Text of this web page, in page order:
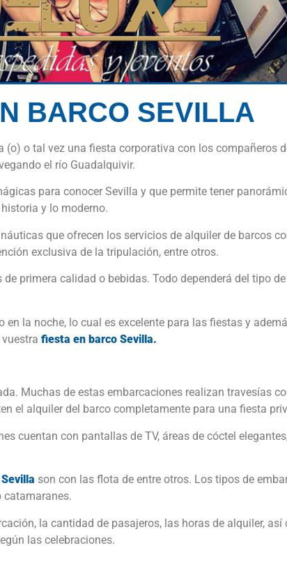
BARCO SEVILLA
(o) o tal vez una fiesta corporativa con los compañeros
el río Guadalquivir.
para conocer Sevilla y que permite tener
y lo moderno.
que ofrecen los servicios de alquiler de barcos
exclusiva de la tripulación, entre otros.
primera calidad o bebidas. Todo dependerá del tipo
la noche, lo cual es excelente para las fiestas y
fiesta en barco Sevilla.
Muchas de estas embarcaciones realizan travesías
el alquiler del barco completamente para una fiesta
cuentan con pantallas de TV, áreas de cóctel
son con las flota de entre otros. Los tipos de
catamaranes.
la cantidad de pasajeros, las horas de alquiler,
las celebraciones.